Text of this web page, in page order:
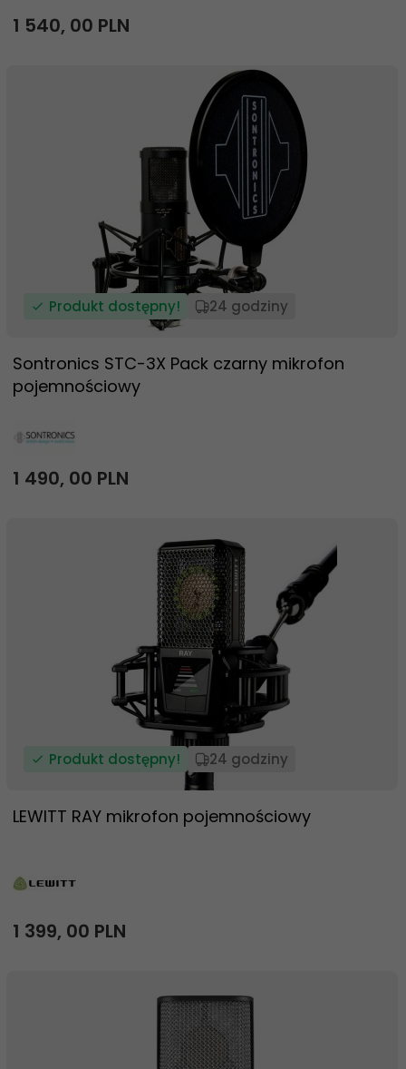
1 540, 00 PLN
Produkt dostępny! 24 godziny
Sontronics STC-3X Pack czarny mikrofon
pojemnościowy
1 490, 00 PLN
Produkt dostępny! 24 godziny
LEWITT RAY mikrofon pojemnościowy
1 399, 00 PLN